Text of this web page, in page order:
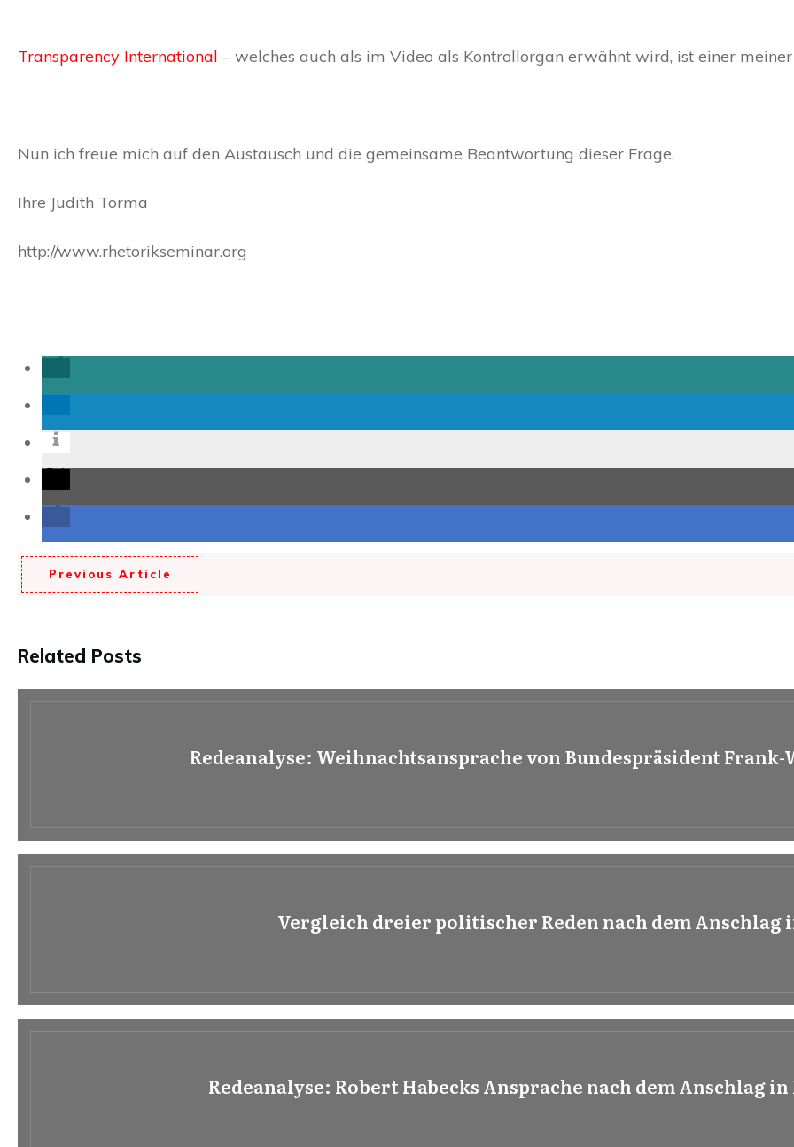
Transparency International – welches auch als im Video als Kontrollorgan erwähnt wird, ist einer
Nun ich freue mich auf den Austausch und die gemeinsame Beantwortung dieser Frage.
Ihre Judith Torma
http://www.rhetorikseminar.org
Previous Article
Related Posts
Redeanalyse: Weihnachtsansprache von Bundespräsident
Vergleich dreier politischer Reden nach dem Anschlag
Redeanalyse: Robert Habecks Ansprache nach dem Anschlag